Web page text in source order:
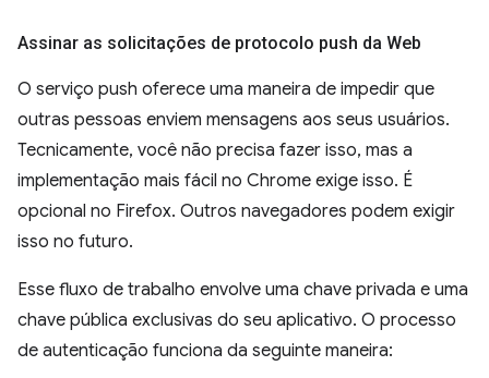
Assinar as solicitações de protocolo push da Web
O serviço push oferece uma maneira de impedir que
outras pessoas enviem mensagens aos seus usuários.
Tecnicamente, você não precisa fazer isso, mas a
implementação mais fácil no Chrome exige isso. É
opcional no Firefox. Outros navegadores podem exigir
isso no futuro.
Esse fluxo de trabalho envolve uma chave privada e uma
chave pública exclusivas do seu aplicativo. O processo
de autenticação funciona da seguinte maneira: